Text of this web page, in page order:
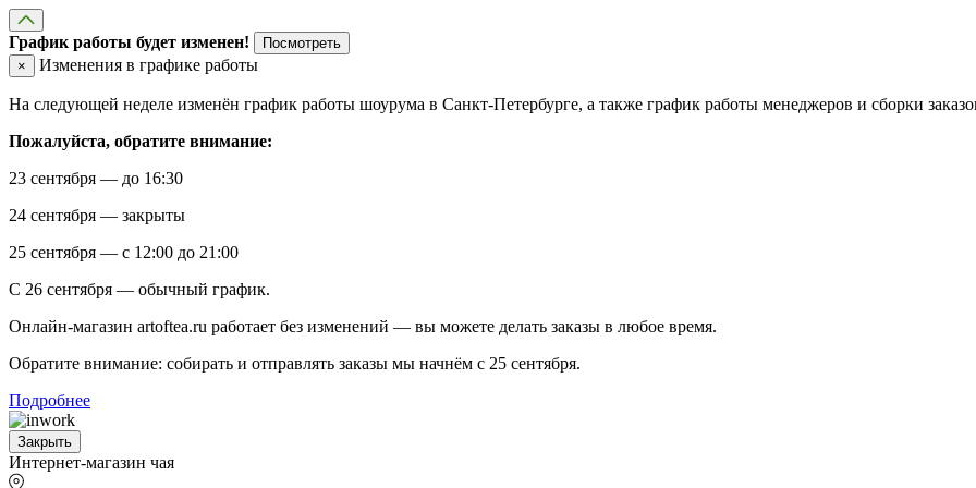
График работы будет изменен!
Посмотреть
×
Изменения в графике работы
На следующей неделе изменён график работы шоурума в Санкт-Петербурге, а также график работы менеджеров и сборки
Пожалуйста, обратите внимание:
23 сентября — до 16:30
24 сентября — закрыты
25 сентября — с 12:00 до 21:00
С 26 сентября — обычный график.
Онлайн-магазин artoftea.ru работает без изменений — вы можете делать заказы в любое время.
Обратите внимание: собирать и отправлять заказы мы начнём с 25 сентября.
Подробнее
Закрыть
Интернет-магазин чая